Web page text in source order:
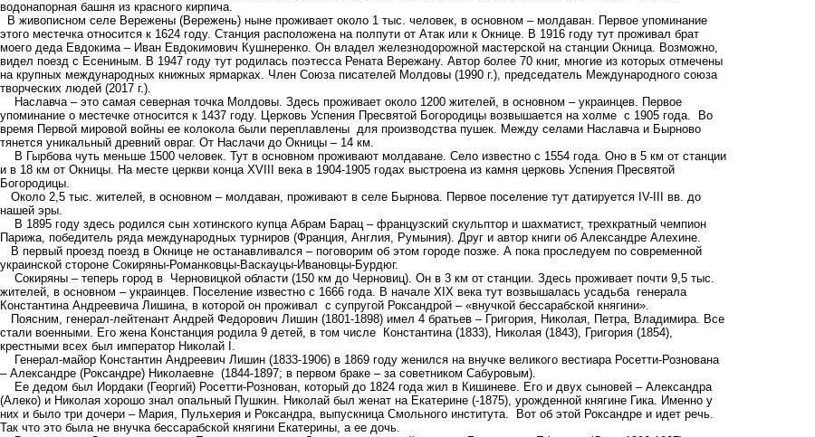
водонапорная башня из красного кирпича.
В живописном селе Вережены (Вережень) ныне проживает около 1 тыс. человек, в основном – молдаван. Первое упоминание
этого местечка относится к 1624 году. Станция расположена на полпути от Атак или к Окнице. В 1916 году тут проживал брат
моего деда Евдокима – Иван Евдокимович Кушнеренко. Он владел железнодорожной мастерской на станции Окница. Возможно,
видел поезд с Есениным. В 1947 году тут родилась поэтесса Рената Вережану. Автор более 70 книг, многие из которых отмечены
на крупных международных книжных ярмарках. Член Союза писателей Молдовы (1990 г.), председатель Международного союза
творческих людей (2017 г.).
Наславча – это самая северная точка Молдовы. Здесь проживает около 1200 жителей, в основном – украинцев. Первое
упоминание о местечке относится к 1437 году. Церковь Успения Пресвятой Богородицы возвышается на холме с 1905 года. Во
время Первой мировой войны ее колокола были переплавлены для производства пушек. Между селами Наславча и Бырново
тянется уникальный древний овраг. От Наслачи до Окницы – 14 км.
В Гырбова чуть меньше 1500 человек. Тут в основном проживают молдаване. Село известно с 1554 года. Оно в 5 км от станции
и в 18 км от Окницы. На месте церкви конца XVIII века в 1904-1905 годах выстроена из камня церковь Успения Пресвятой
Богородицы.
Около 2,5 тыс. жителей, в основном – молдаван, проживают в селе Бырнова. Первое поселение тут датируется IV-III вв. до
нашей эры.
В 1895 году здесь родился сын хотинского купца Абрам Барац – французский скульптор и шахматист, трехкратный чемпион
Парижа, победитель ряда международных турниров (Франция, Англия, Румыния). Друг и автор книги об Александре Алехине.
В первый проезд поезд в Окнице не останавливался – поговорим об этом городе позже. А пока проследуем по современной
украинской стороне Сокиряны-Романковцы-Васкауцы-Ивановцы-Бурдюг.
Сокиряны – теперь город в Черновицкой области (150 км до Черновиц). Он в 3 км от станции. Здесь проживает почти 9,5 тыс.
жителей, в основном – украинцев. Поселение известно с 1666 года. В начале XIX века тут возвышалась усадьба генерала
Константина Андреевича Лишина, в которой он проживал с супругой Роксандрой – «внучкой бессарабской княгини».
Поясним, генерал-лейтенант Андрей Федорович Лишин (1801-1898) имел 4 братьев – Григория, Николая, Петра, Владимира. Все
стали военными. Его жена Констанция родила 9 детей, в том числе Константина (1833), Николая (1843), Григория (1854),
крестными всех был император Николай I.
Генерал-майор Константин Андреевич Лишин (1833-1906) в 1869 году женился на внучке великого вестиара Росетти-Рознована
– Александре (Роксандре) Николаевне (1844-1897; в первом браке – за советником Сабуровым).
Ее дедом был Иордаки (Георгий) Росетти-Рознован, который до 1824 года жил в Кишиневе. Его и двух сыновей – Александра
(Алеко) и Николая хорошо знал опальный Пушкин. Николай был женат на Екатерине (-1875), урожденной княгине Гика. Именно у
них и было три дочери – Мария, Пульхерия и Роксандра, выпускница Смольного института. Вот об этой Роксандре и идет речь.
Так что это была не внучка бессарабской княгини Екатерины, а ее дочь.